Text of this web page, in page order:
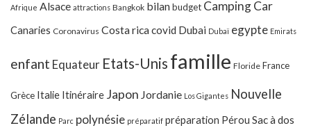
Afrique Alsace attractions Bangkok bilanbudget Camping Car
Canaries Coronavirus Costa ricacovid Dubai Dubaï egypte Emirats
enfant Equateur Etats-Unis famille Floride France
Grèce Italie Itinéraire Japon Jordanie Los Gigantes Nouvelle
Zélande Parc polynésie préparatif préparation Pérou Sac à dos